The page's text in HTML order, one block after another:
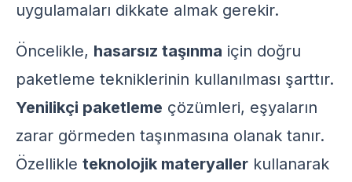
uygulamaları dikkate almak gerekir.
Öncelikle, hasarsız taşınma için doğru
paketleme tekniklerinin kullanılması şarttır.
Yenilikçi paketleme çözümleri, eşyaların
zarar görmeden taşınmasına olanak tanır.
Özellikle teknolojik materyaller kullanarak